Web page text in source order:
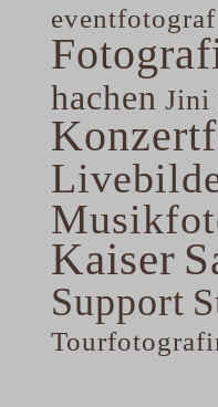
eventfotograf
hachen Jini
Kaiser
Support